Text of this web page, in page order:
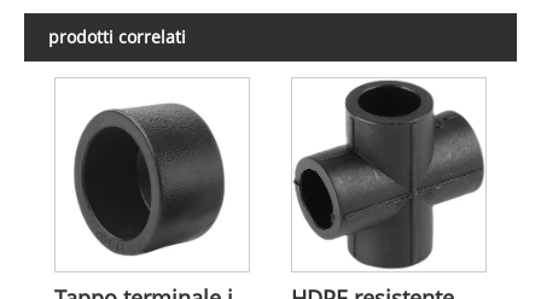
prodotti correlati